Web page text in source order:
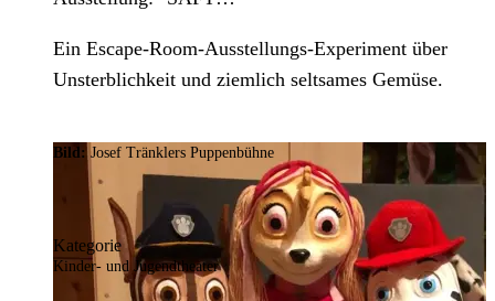
Ein Escape-Room-Ausstellungs-Experiment über
Unsterblichkeit und ziemlich seltsames Gemüse.
Bild:Josef Tränklers Puppenbühne
Kategorie
Kinder- und Jugendtheater